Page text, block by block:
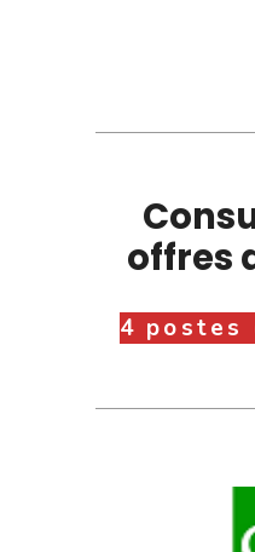
offres
4 postes